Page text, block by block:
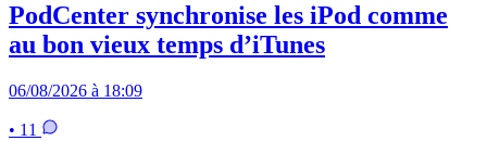
PodCenter synchronise les iPod comme
au bon vieux temps d’iTunes
06/08/2026 à 18:09
• 11